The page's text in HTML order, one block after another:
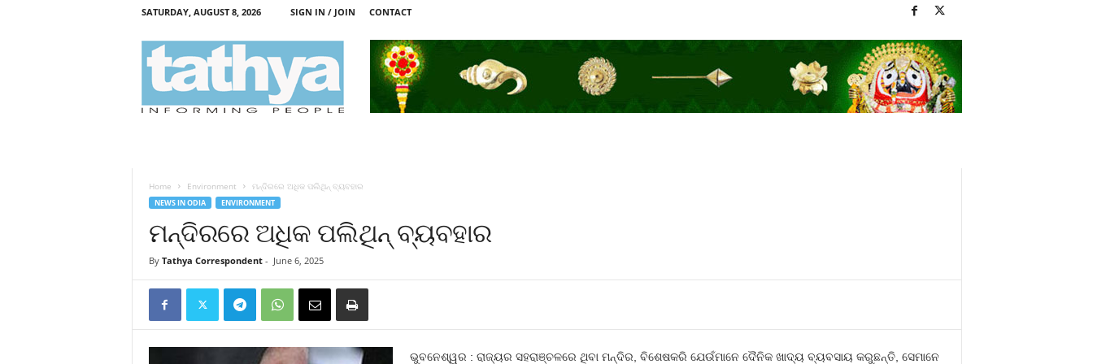
SATURDAY, AUGUST 8, 2026 SIGN IN / JOIN CONTACT
Home Environment ମନ୍ଦିରରେ ଅଧିକ ପଲିଥିନ୍‍ ବ୍ୟବହାର
NEWS IN ODIA ENVIRONMENT
ମନ୍ଦିରରେ ଅଧିକ ପଲିଥିନ୍‍ ବ୍ୟବହାର
By Tathya Correspondent- June 6, 2025
ଭୁବନେଶ୍ୱର : ରାଜ୍ୟର ସହରାଞ୍ଚଳରେ ଥିବା ମନ୍ଦିର, ବିଶେଷକରି ଯେଉଁମାନେ ଦୈନିକ ଖାଦ୍ୟ ବ୍ୟବସାୟ କରୁଛନ୍ତି, ସେମାନେ